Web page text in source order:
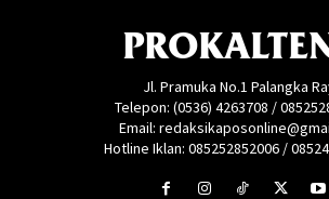
Jl. Pramuka No.1 Palangka
Telepon: (0536) 4263708 /
Email:
Hotline Iklan: 085252852006 /